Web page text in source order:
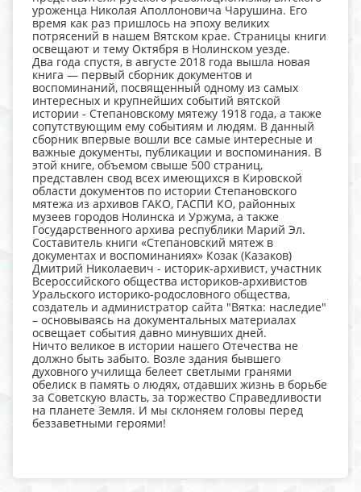
уроженца Николая Аполлоновича Чарушина. Его
время как раз пришлось на эпоху великих
потрясений в нашем Вятском крае. Страницы книги
освещают и тему Октября в Нолинском уезде.
Два года спустя, в августе 2018 года вышла новая
книга — первый сборник документов и
воспоминаний, посвященный одному из самых
интересных и крупнейших событий вятской
истории - Степановскому мятежу 1918 года, а также
сопутствующим ему событиям и людям. В данный
сборник впервые вошли все самые интересные и
важные документы, публикации и воспоминания. В
этой книге, объемом свыше 500 страниц,
представлен свод всех имеющихся в Кировской
области документов по истории Степановского
мятежа из архивов ГАКО, ГАСПИ КО, районных
музеев городов Нолинска и Уржума, а также
Государственного архива республики Марий Эл.
Составитель книги «Степановский мятеж в
документах и воспоминаниях» Козак (Казаков)
Дмитрий Николаевич - историк-архивист, участник
Всероссийского общества историков-архивистов
Уральского историко-родословного общества,
создатель и администратор сайта "Вятка: наследие"
– основываясь на документальных материалах
освещает события давно минувших дней.
Ничто великое в истории нашего Отечества не
должно быть забыто. Возле здания бывшего
духовного училища белеет светлыми гранями
обелиск в память о людях, отдавших жизнь в борьбе
за Советскую власть, за торжество Справедливости
на планете Земля. И мы склоняем головы перед
беззаветными героями!